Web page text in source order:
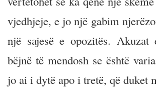
vjedhjeje, e jo një gabim
një sajesë e opozitës. Akuzat
bëjnë të mendosh se është
jo ai i dytë apo i tretë, që duket